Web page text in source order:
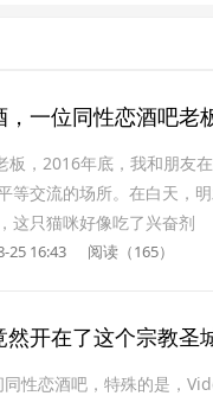
，一位同性恋酒吧老
板，2016年底，我和朋友
等交流的场所。在白天，
这只猫咪好像吃了兴奋剂
25 16:43 阅读（165）
然开在了这个宗教圣
性恋酒吧，特殊的是，